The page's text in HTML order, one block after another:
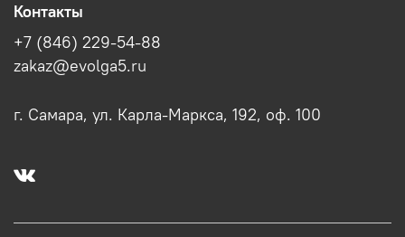
Контакты
+7 (846) 229-54-88
zakaz@evolga5.ru
г. Самара, ул. Карла-Маркса, 192, оф. 100